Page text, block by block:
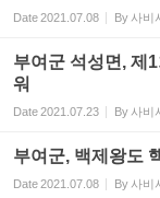
Date2021.07.08 By 사비
부여군 석성면, 제
워
Date2021.07.23 By 사비
부여군, 백제왕도
Date2021.07.08 By 사비